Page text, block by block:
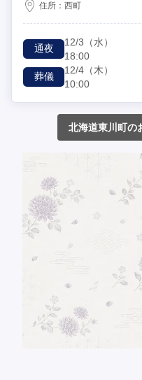
住所：西町
通夜
12/3 （水）
18:00
葬儀
12/4 （木）
10:00
北海道東川町の